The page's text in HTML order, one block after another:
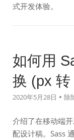
式开发体验。
如何用
换 (px
2020年5月28日 除
介绍了在移动端
配设计稿。Sass